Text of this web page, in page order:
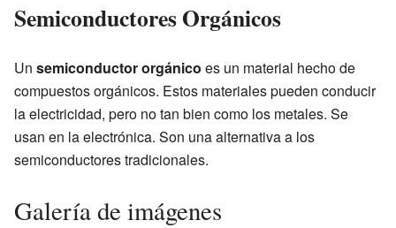
Semiconductores Orgánicos
Un semiconductor orgánico es un material hecho de
compuestos orgánicos. Estos materiales pueden conducir
la electricidad, pero no tan bien como los metales. Se
usan en la electrónica. Son una alternativa a los
semiconductores tradicionales.
Galería de imágenes